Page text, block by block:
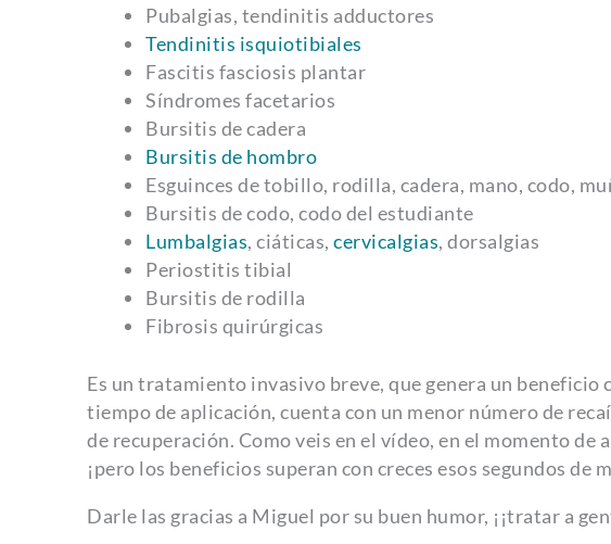
Pubalgias, tendinitis adductores
Tendinitis isquiotibiales
Fascitis fasciosis plantar
Síndromes facetarios
Bursitis de cadera
Bursitis de hombro
Esguinces de tobillo, rodilla, cadera, mano, codo,
Bursitis de codo, codo del estudiante
Lumbalgias, ciáticas, cervicalgias, dorsalgias
Periostitis tibial
Bursitis de rodilla
Fibrosis quirúrgicas
Es un tratamiento invasivo breve, que genera un beneficio
tiempo de aplicación, cuenta con un menor número de
de recuperación. Como veis en el vídeo, en el momento de
¡pero los beneficios superan con creces esos segundos de
Darle las gracias a Miguel por su buen humor, ¡¡tratar a